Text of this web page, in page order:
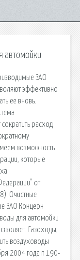
автомойки
ЗАО
эффективно
ее вновь.
расход
возможность
которые
от
Очистные
ЗАО Концерн
для автомойки
Газоходы,
воздуховоды
2004 года n 190-